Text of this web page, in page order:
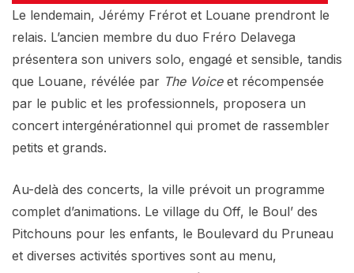
Le lendemain, Jérémy Frérot et Louane prendront le
relais. L’ancien membre du duo Fréro Delavega
présentera son univers solo, engagé et sensible, tandis
que Louane, révélée par The Voiceet récompensée
par le public et les professionnels, proposera un
concert intergénérationnel qui promet de rassembler
petits et grands.
Au-delà des concerts, la ville prévoit un programme
complet d’animations. Le village du Off, le Boul’ des
Pitchouns pour les enfants, le Boulevard du Pruneau
et diverses activités sportives sont au menu,